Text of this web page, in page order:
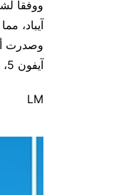
آيباد،
آيفون 5، على وجه الخصوص، ما يزال الهاتف الأكثر شعبية حتى الآن.
LM